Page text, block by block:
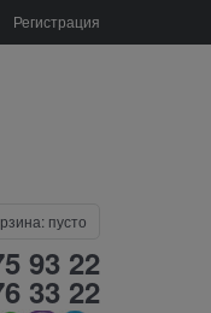
Регистрация
пусто
93 22
33 22